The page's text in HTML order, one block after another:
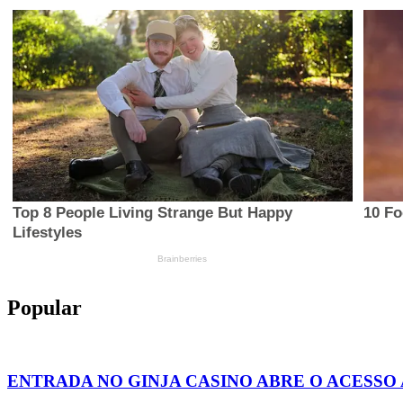
Popular
ENTRADA NO GINJA CASINO ABRE O